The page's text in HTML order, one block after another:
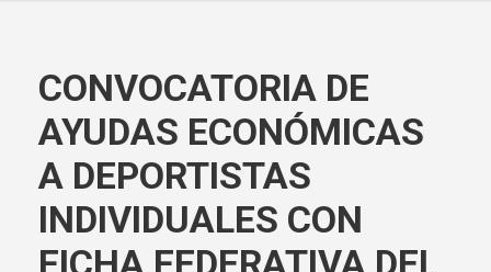
CONVOCATORIA DE
AYUDAS ECONÓMICAS
A DEPORTISTAS
INDIVIDUALES CON